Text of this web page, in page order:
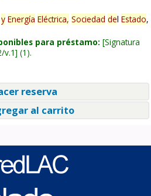
y Energía Eléctrica, Sociedad del Estado,
para préstamo: Signatura
v.1 (1).
reserva
al carrito